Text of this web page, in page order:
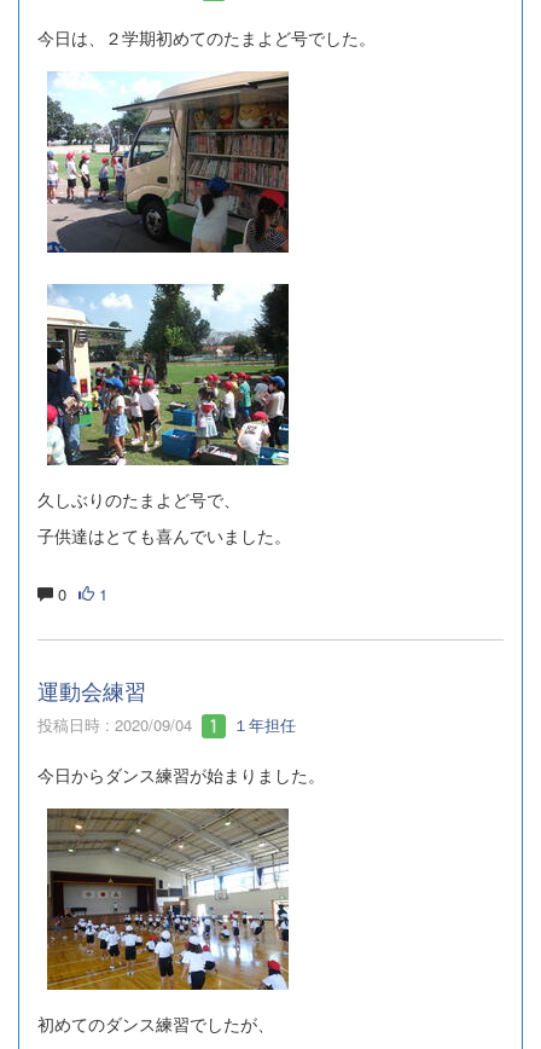
今日は、２学期初めてのたまよど号でした。
久しぶりのたまよど号で、
子供達はとても喜んでいました。
0 1
運動会練習
投稿日時 : 2020/09/04 １年担任
今日からダンス練習が始まりました。
初めてのダンス練習でしたが、